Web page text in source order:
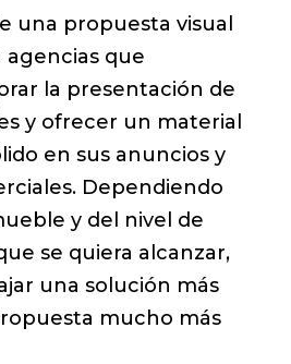
una propuesta visual
que
la presentación de
y ofrecer un material
en sus anuncios y
Dependiendo
y del nivel de
se quiera alcanzar,
una solución más
mucho más